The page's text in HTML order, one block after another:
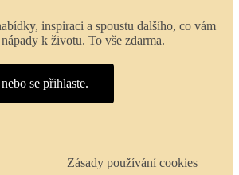
inspiraci a spoustu dalšího, co vám
k životu. To vše zdarma.
se přihlaste.
Zásady používání cookies